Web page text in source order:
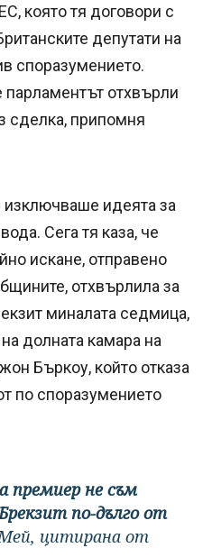
която тя договори с
депутати на
споразумението.
отхвърли
сделка, припомня
идеята за
Сега тя каза, че
искане, отправено
отхвърлила за
миналата седмица,
долната камара на
Бъркоу, който отказа
по споразумението
премиер не съм
по-дълго от
цитирана от